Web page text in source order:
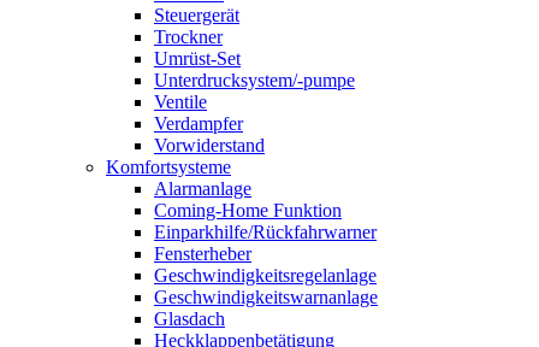
Steuergerät
Trockner
Umrüst-Set
Unterdrucksystem/-pumpe
Ventile
Verdampfer
Vorwiderstand
Komfortsysteme
Alarmanlage
Coming-Home Funktion
Einparkhilfe/Rückfahrwarner
Fensterheber
Geschwindigkeitsregelanlage
Geschwindigkeitswarnanlage
Glasdach
Heckklappenbetätigung